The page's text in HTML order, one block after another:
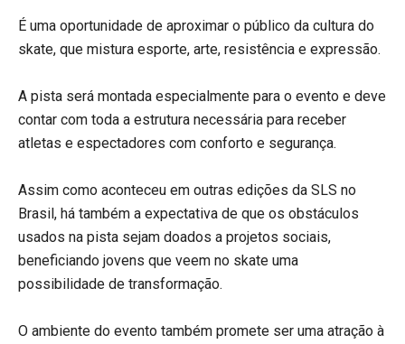
É uma oportunidade de aproximar o público da cultura do
skate, que mistura esporte, arte, resistência e expressão.
A pista será montada especialmente para o evento e deve
contar com toda a estrutura necessária para receber
atletas e espectadores com conforto e segurança.
Assim como aconteceu em outras edições da SLS no
Brasil, há também a expectativa de que os obstáculos
usados na pista sejam doados a projetos sociais,
beneficiando jovens que veem no skate uma
possibilidade de transformação.
O ambiente do evento também promete ser uma atração à